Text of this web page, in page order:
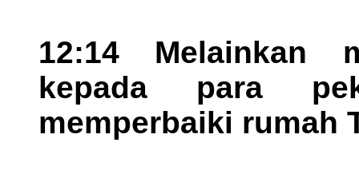
12:14 Melainkan
kepada para
memperbaiki rumah